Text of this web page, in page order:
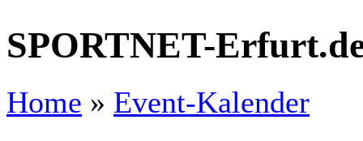
SPORTNET-
Home » Event-Kalender